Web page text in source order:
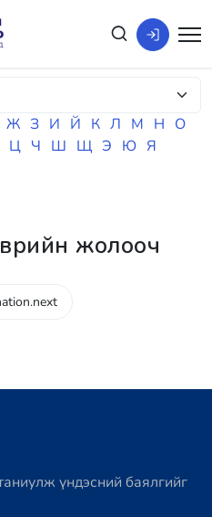
Ж З И Й К Л М Н О
Ц Ч Ш Щ Э Ю Я
жолооч
үндэсний баялгийг